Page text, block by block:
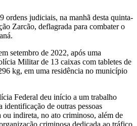
ordens judiciais, na manhã desta quinta-
Zarcão, deflagrada para combater o
setembro de 2022, após uma
Militar de 13 caixas com tabletes de
kg, em uma residência no município
Federal deu início a um trabalho
de outras pessoas
indireta, no ato criminoso, além de
criminosa dedicada ao tráfico